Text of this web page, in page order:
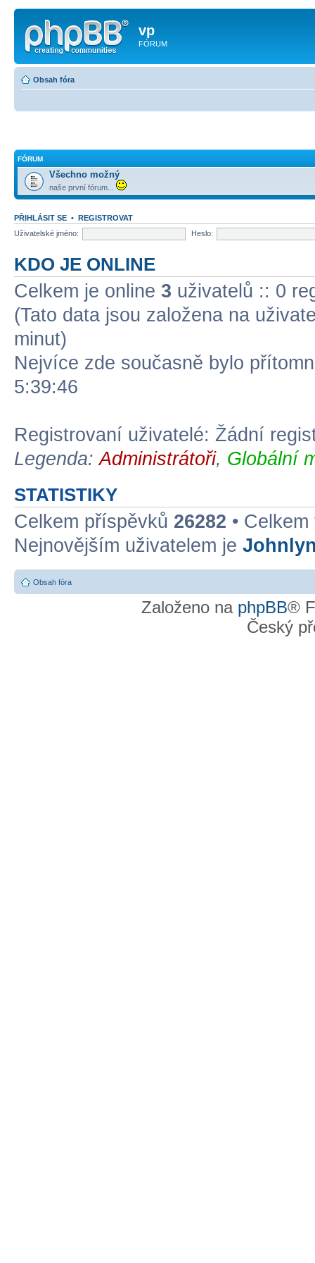
vp
FÓRUM
Obsah fóra
FÓRUM
Všechno možný
naše první fórum...
PŘIHLÁSIT SE • REGISTROVAT
Uživatelské jméno:
Heslo:
KDO JE ONLINE
Celkem je online 3 uživatelů :: 0
(Tato data jsou založena na
minut)
Nejvíce zde současně bylo
5:39:46
Registrovaní uživatelé: Žádní
Legenda:Administrátoři, Globální
STATISTIKY
Celkem příspěvků 26282 •
Nejnovějším uživatelem je
Obsah fóra
Založeno na phpBB®
Český